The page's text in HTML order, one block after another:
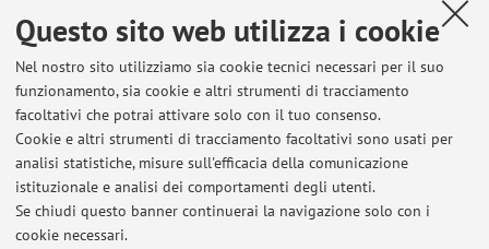
Questo sito web utilizza i cookie
Nel nostro sito utilizziamo sia cookie tecnici necessari per il suo
funzionamento, sia cookie e altri strumenti di tracciamento
facoltativi che potrai attivare solo con il tuo consenso.
Cookie e altri strumenti di tracciamento facoltativi sono usati per
analisi statistiche, misure sull'efficacia della comunicazione
istituzionale e analisi dei comportamenti degli utenti.
Se chiudi questo banner continuerai la navigazione solo con i
cookie necessari.
Ultimi avvisi
APPELLI SESSIONE ESTIVA - PROCEDURA PENALE (P-Z) ed
ESECUZIONE DELLA PENA E DIRITTI FONDAMENTALI
Pubblicato il: 02 aprile 2026
ESECUZIONE DELLA PENA E DIRITTI FONDAMENTALI - PROGRAMMA
STUDENTI ERASMUS FREQUENTANTI